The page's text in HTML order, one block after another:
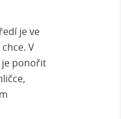
je ve
V
je ponořit